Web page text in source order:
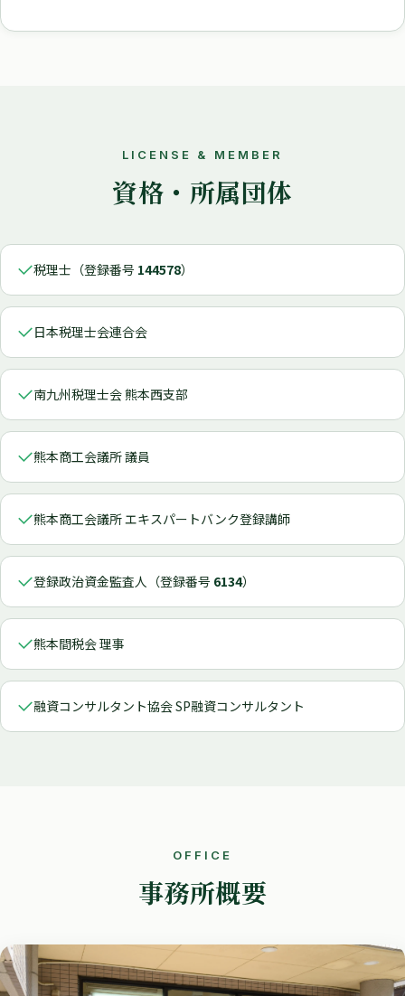
LICENSE & MEMBER
資格・所属団体
税理士（登録番号 144578）
日本税理士会連合会
南九州税理士会 熊本西支部
熊本商工会議所 議員
熊本商工会議所 エキスパートバンク登録講師
登録政治資金監査人（登録番号 6134）
熊本間税会 理事
融資コンサルタント協会 SP融資コンサルタント
OFFICE
事務所概要